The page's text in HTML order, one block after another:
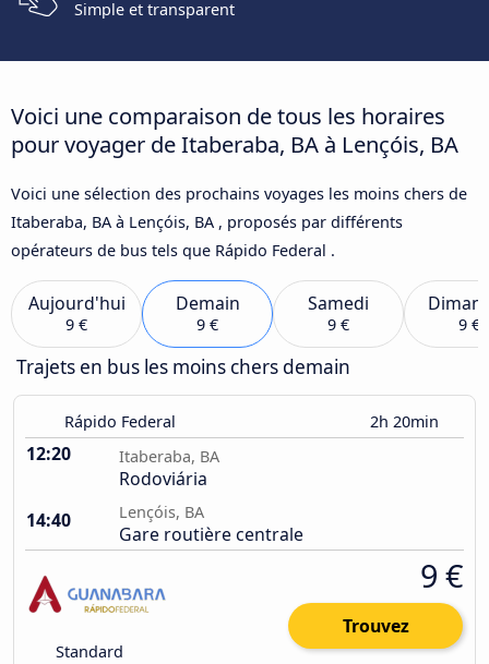
Simple et transparent
Voici une comparaison de tous les horaires
pour voyager de Itaberaba, BA à Lençóis, BA
Voici une sélection des prochains voyages les moins chers de
Itaberaba, BA à Lençóis, BA , proposés par différents
opérateurs de bus tels que Rápido Federal .
Aujourd'hui
9 €
Demain
9 €
Samedi
9 € 9 €
Trajets en bus les moins chers demain
Rápido Federal 2h 20min
12:20 Itaberaba, BA
Rodoviária
14:40
Lençóis, BA
Gare routière centrale
Standard
9 €
Trouvez